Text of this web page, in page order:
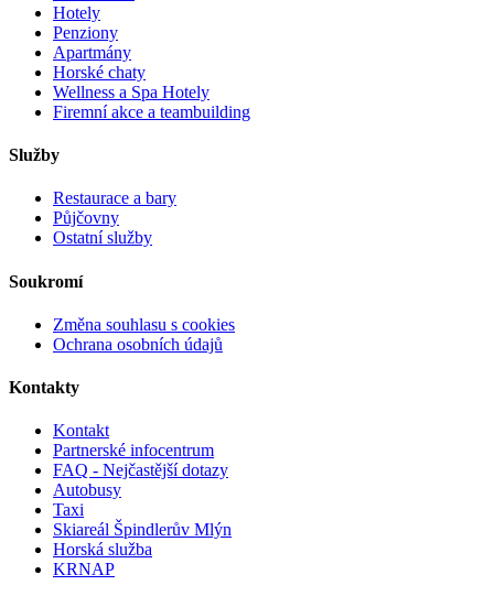
Hotely
Penziony
Apartmány
Horské chaty
Wellness a Spa Hotely
Firemní akce a teambuilding
Služby
Restaurace a bary
Půjčovny
Ostatní služby
Soukromí
Změna souhlasu s cookies
Ochrana osobních údajů
Kontakty
Kontakt
Partnerské infocentrum
FAQ - Nejčastější dotazy
Autobusy
Taxi
Skiareál Špindlerův Mlýn
Horská služba
KRNAP